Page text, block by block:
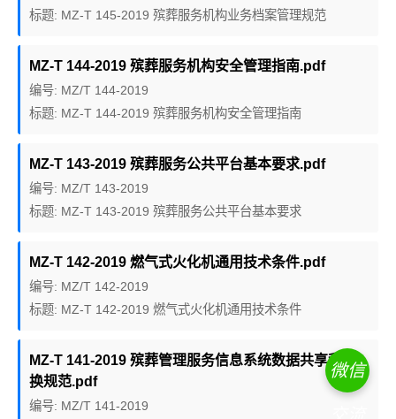
标题: MZ-T 145-2019 殡葬服务机构业务档案管理规范
MZ-T 144-2019 殡葬服务机构安全管理指南.pdf
编号: MZ/T 144-2019
标题: MZ-T 144-2019 殡葬服务机构安全管理指南
MZ-T 143-2019 殡葬服务公共平台基本要求.pdf
编号: MZ/T 143-2019
标题: MZ-T 143-2019 殡葬服务公共平台基本要求
MZ-T 142-2019 燃气式火化机通用技术条件.pdf
编号: MZ/T 142-2019
标题: MZ-T 142-2019 燃气式火化机通用技术条件
MZ-T 141-2019 殡葬管理服务信息系统数据共享和交
换规范.pdf
编号: MZ/T 141-2019
微信